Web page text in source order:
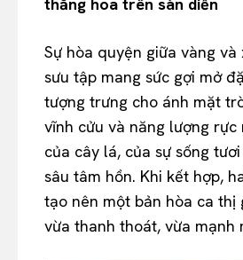
Sự hòa quyện giữa vàng
sưu tập mang sức gợi mở
tượng trưng cho ánh mặt
vĩnh cửu và năng lượng rực
của cây lá, của sự sống
sâu tâm hồn. Khi kết hợp,
tạo nên một bản hòa ca thị
vừa thanh thoát, vừa mạnh